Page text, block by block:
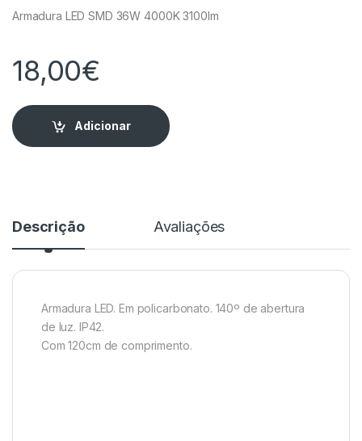
Armadura LED SMD 36W 4000K 3100lm
18,00€
Adicionar
Descrição Avaliações
Armadura LED. Em policarbonato. 140º de abertura
de luz. IP42.
Com 120cm de comprimento.